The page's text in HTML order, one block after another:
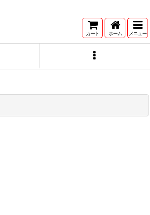
カート ホーム メニュー